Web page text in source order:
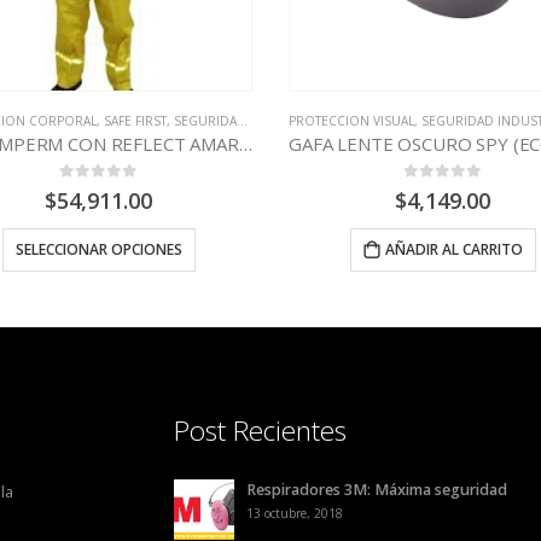
VISUAL, SEGURIDAD INDUSTRIAL
0out of 5
$4,149.00
AÑADIR AL CARRITO
PROTECCION CONTRA CAIDAS ,SAFE
ESLINGA PLANA
0 out of 5
44,625.00–$
SELECCIONAR OPCIONES
Post Recientes
Respiradores 3M: Máxima seguridad
13 octubre, 2018